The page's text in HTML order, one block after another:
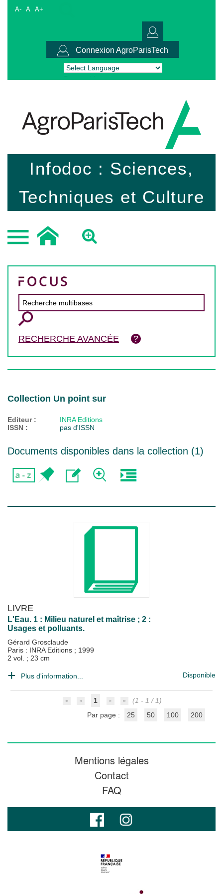
A- A A+
Connexion AgroParisTech
Powered by Translate
Infodoc : Sciences,
Techniques et Culture
RECHERCHE AVANCÉE
Collection Un point sur
Editeur :
INRA Editions
ISSN :
pas d'ISSN
Documents disponibles dans la collection (1)
LIVRE
L'Eau. 1 : Milieu naturel et maîtrise ; 2 :
Usages et polluants.
Gérard Grosclaude
Paris : INRA Editions ; 1999
2 vol. ; 23 cm
Plus d'information... Disponible
1
(1 - 1 / 1)
Par page :
25 50 100 200
Mentions légales
Contact
FAQ